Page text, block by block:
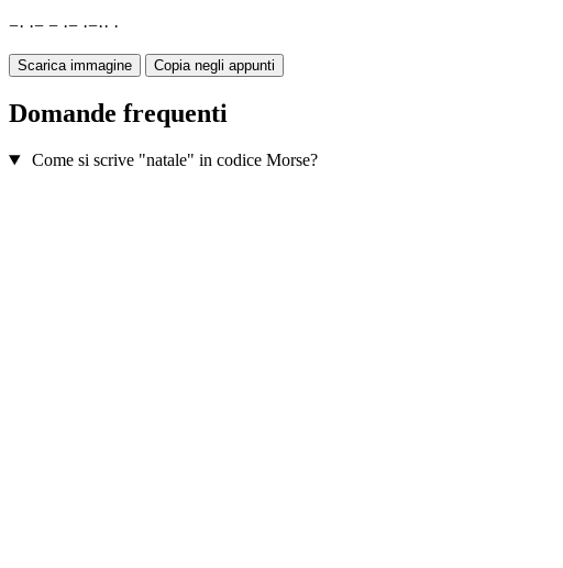
−· ·− − ·− ·−·· ·
Scarica immagine Copia negli appunti
Domande frequenti
Come si scrive "natale" in codice Morse?